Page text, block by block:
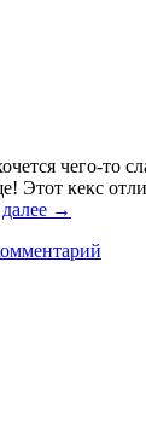
чего-то
Этот кекс
→